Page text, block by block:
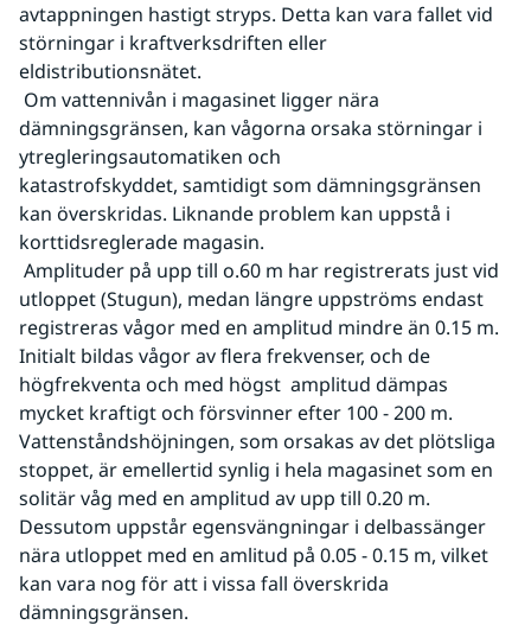
avtappningen hastigt stryps. Detta kan vara fallet vid
störningar i kraftverksdriften eller
eldistributionsnätet.
dämningsgränsen, kan vågorna orsaka störningar i
ytregleringsautomatiken och
katastrofskyddet, samtidigt som dämningsgränsen
kan överskridas. Liknande problem kan uppstå i
korttidsreglerade magasin.
utloppet (Stugun), medan längre uppströms endast
registreras vågor med en amplitud mindre än 0.15 m.
Initialt bildas vågor av flera frekvenser, och de
högfrekventa och med högst  amplitud dämpas
mycket kraftigt och försvinner efter 100 - 200 m.
Vattenståndshöjningen, som orsakas av det plötsliga
stoppet, är emellertid synlig i hela magasinet som en
solitär våg med en amplitud av upp till 0.20 m.
Dessutom uppstår egensvängningar i delbassänger
nära utloppet med en amlitud på 0.05 - 0.15 m, vilket
kan vara nog för att i vissa fall överskrida
dämningsgränsen.